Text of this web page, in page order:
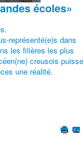
écoles»
représenté(e)s dans
les filières les plus
creusois puisse
une réalité.